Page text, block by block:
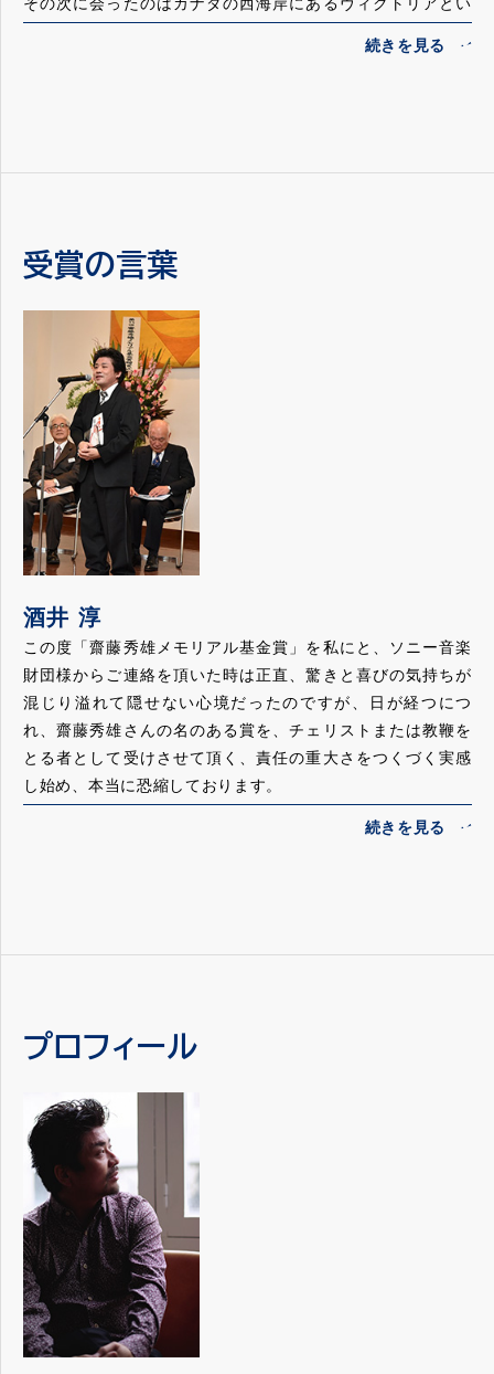
ー・シャピロ教授のクラスに参加されていました。其の頃か
数年後フランスのパリに留学され私の友人でもある高等音楽
彼の地でピリオド・インストゥルメント に興味を持たれ、こ
の方面でも多数の方から尊敬される存在となり、今やモダー
ンチェロ/バロックチェロ/ヴィオラ・ダ・ガンバの三種の楽器
で大活躍しておられます。
どの楽器を使用しての演奏も勿論素晴らしいのですが、酒井
さんは学究肌的な面も持っておられ、彼が私共「日本チェロ
協会」の会報に寄せられた一文はとても立派で解り易く、深
い内容を持ったもので皆大いに感心させられました。
その後桐朋学園大学の特任教授のポジションも引き受けて下
さり、教育者としても貴重な存在だ、という事を立証されま
した。校内でクラスの一つを拝聴させて頂いた時はバロック
ダンスについて講義されていましたが、実際に種々のダンス
と深まり、生きたものになりました。
酒井さんの幅広い活躍ぶりは経歴書などの通りですが、私は
その国際的な幅広い活動によって日本のチェロ界のみならず
音楽界全体に大きな刺激を与え、ピリオド奏法等がより身近
なものになり、歴史が如何に現在と結びついたものであるか
を私達に改めて実感させて下さいました。静かではあります
が力強いリーダーシップを発揮されていると言って良いと思
います。
今回選考委員の先生方の強い推薦を得られて「齋藤秀雄メモ
これまでの大変なご努力、ご精進、そして研究を高く評価さ
て素晴らしい成果を上げられました故・齋藤秀雄先生が歩ま
れた道に通じるものがあるように思います。
私事になりますが、今回私は毎日芸術賞という賞をいただけ
ることになりました。その対象となりましたのは軽井沢大賀
ホール、そして札幌コンサートホール Kitaraでの「J.S.バッ
ハ：無伴奏チェロ組曲 全曲演奏会」です。私にとってバッ
ハは、齋藤先生から手とり足とり教えられたことに始まり、
それから自分なりに研究し続けてきたものです。私自身のバ
ッハは酒井さんが目指している解釈やスタイルとはまた違っ
ているかもしれませんが、“違っている”ということで、酒井
受賞の言葉
酒井 淳
この度「齋藤秀雄メモリアル基金賞」を私にと、ソニー音楽
財団様からご連絡を頂いた時は正直、驚きと喜びの気持ちが
混じり溢れて隠せない心境だったのですが、日が経つにつ
れ、齋藤秀雄さんの名のある賞を、チェリストまたは教鞭を
とる者として受けさせて頂く、責任の重大さをつくづく実感
し始め、本当に恐縮しております。
ッぺの「詩人と農夫」序曲の録音を聴く機会がありました。
さっている映像を観たこともあるのですが、厳しく綿密な音
てみえました。
教育者としての齋藤秀雄さんの偉大なる功績を私から言及す
る必要などないのですが、子供たちに、時の経つのを忘れる
ほど音楽の基礎を辛抱強く、かつ優しい眼差しで教えている
姿を見て、明確なビジョンを常に持ちながらコツコツと絶え
間なく積み上げた努力の結晶が結ばれる過程というものはこ
ういうものなのだと思い、氏の使命感溢れる生き方に感銘を
受けました。
私もいやはや、後進の指導にあたる側の身になってしまいま
した。桐朋学園で教え始めた時にまず、廊下で一生懸命練習
していたり、純粋で素直に素朴な質問をしてくる生徒さんた
ちに出会い、「ああ、なんて良い学校なんだろう」と思いま
プロフィール